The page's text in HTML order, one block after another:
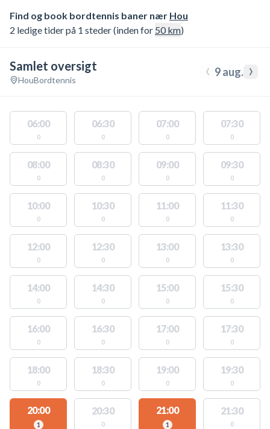
Find og book bordtennis baner nær Hou
2 ledige tider på 1 steder (inden for 50km)
Samlet oversigt
HouBordtennis ‹ 9 aug. ›
06:00
0
06:30
0
07:00
0
07:30
0
08:00
0
08:30
0
09:00
0
09:30
0
10:00
0
10:30
0
11:00
0
11:30
0
12:00
0
12:30
0
13:00
0
13:30
0
14:00
0
14:30
0
15:00
0
15:30
0
16:00
0
16:30
0
17:00
0
17:30
0
18:00
0
18:30
0
19:00
0
19:30
0
20:00
1
20:30
0
21:00
1
21:30
0